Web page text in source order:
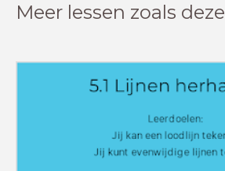
Meer lessen zoals deze